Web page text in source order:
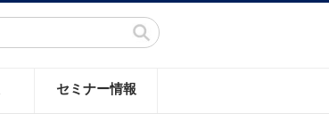
セミナー情報